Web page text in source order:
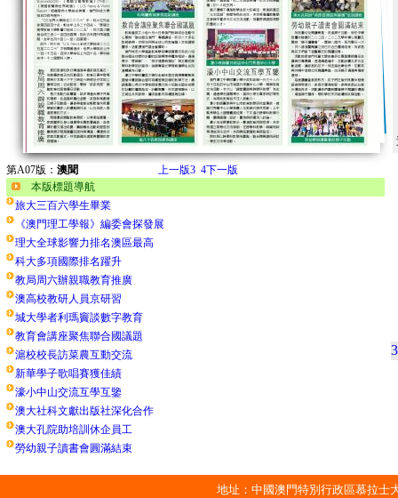
第A07版： 澳聞 上一版3 4下一版
本版標題導航
旅大三百六學生畢業
《澳門理工學報》編委會探發展
理大全球影響力排名澳區最高
科大多項國際排名躍升
教局周六辦親職教育推廣
澳高校教研人員京研習
城大學者利瑪竇談數字教育
教育會講座聚焦聯合國議題
滬校校長訪菜農互動交流
新華學子歌唱賽獲佳績
濠小中山交流互學互鑒
澳大社科文獻出版社深化合作
澳大孔院助培訓休企員工
勞幼親子讀書會圓滿結束
3